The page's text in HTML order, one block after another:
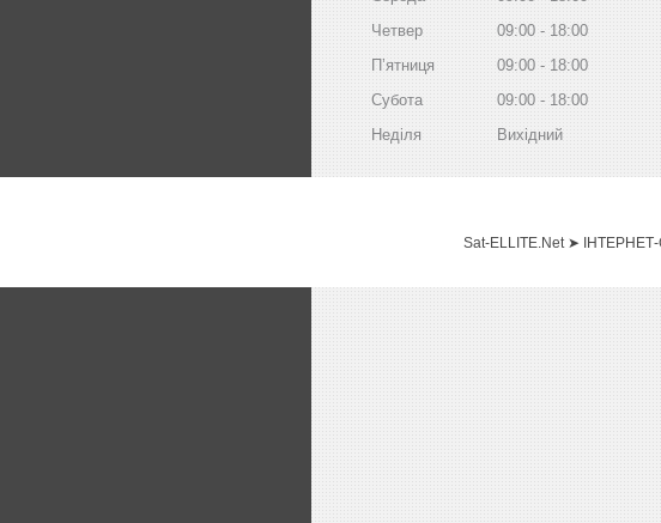
Четвер
09:00
18:00
Пʼятниця
09:00
18:00
Субота
09:00
18:00
Неділя
Вихідний